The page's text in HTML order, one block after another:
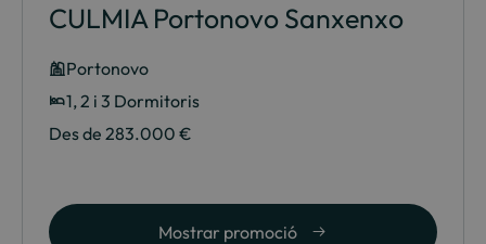
CULMIA Portonovo Sanxenxo
Portonovo
1, 2 i 3 Dormitoris
Des de 283.000 €
Mostrar promoció